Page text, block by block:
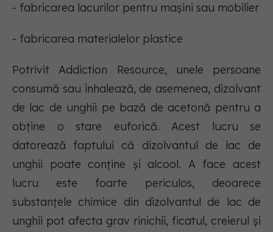
- fabricarea lacurilor pentru mașini sau mobilier
- fabricarea materialelor plastice
Potrivit Addiction Resource, unele persoane
consumă sau inhalează, de asemenea, dizolvant
de lac de unghii pe bază de acetonă pentru a
obține o stare euforică. Acest lucru se
datorează faptului că dizolvantul de lac de
unghii poate conține și alcool. A face acest
lucru este foarte periculos, deoarece
substanțele chimice din dizolvantul de lac de
unghii pot afecta grav rinichii, ficatul, creierul și